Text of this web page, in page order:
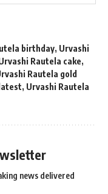
birthday, Urvashi
Rautela cake,
Rautela gold
, Urvashi Rautela
news delivered